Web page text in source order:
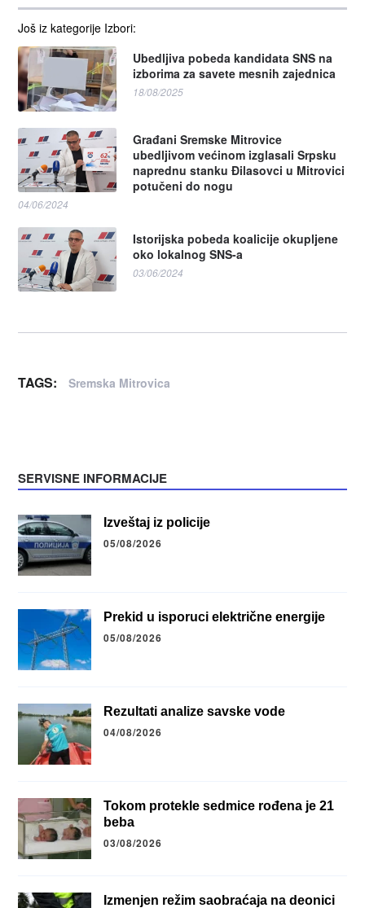
Još iz kategorije Izbori:
Ubedljiva pobeda kandidata SNS na
izborima za savete mesnih zajednica
18/08/2025
Građani Sremske Mitrovice
ubedljivom većinom izglasali Srpsku
naprednu stanku Đilasovci u Mitrovici
potučeni do nogu
04/06/2024
Istorijska pobeda koalicije okupljene
oko lokalnog SNS-a
03/06/2024
TAGS: Sremska Mitrovica
SERVISNE INFORMACIJE
Izveštaj iz policije
05/08/2026
Prekid u isporuci električne energije
05/08/2026
Rezultati analize savske vode
04/08/2026
Tokom protekle sedmice rođena je 21
beba
03/08/2026
Izmenjen režim saobraćaja na deonici